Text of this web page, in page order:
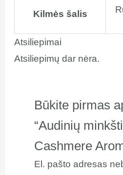
Kilmės šalis
Atsiliepimai
Atsiliepimų dar nėra.
Būkite pirmas
“Audinių
Cashmere
El. pašto adresas